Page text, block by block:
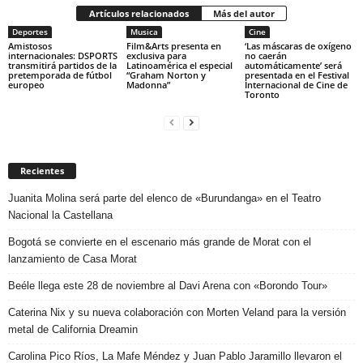
Artículos relacionados Más del autor
Deportes
Amistosos
internacionales: DSPORTS
transmitirá partidos de la
pretemporada de fútbol
europeo
Musica
Film&Arts presenta en
exclusiva para
Latinoamérica el especial
“Graham Norton y
Madonna”
Cine
‘Las máscaras de oxígeno
no caerán
automáticamente’ será
presentada en el Festival
Internacional de Cine de
Toronto
Recientes
Juanita Molina será parte del elenco de «Burundanga» en el Teatro
Nacional la Castellana
Bogotá se convierte en el escenario más grande de Morat con el
lanzamiento de Casa Morat
Beéle llega este 28 de noviembre al Davi Arena con «Borondo Tour»
Caterina Nix y su nueva colaboración con Morten Veland para la versión
metal de California Dreamin
Carolina Pico Ríos, La Mafe Méndez y Juan Pablo Jaramillo llevaron el